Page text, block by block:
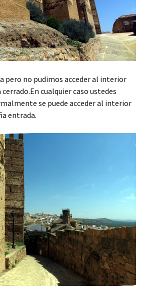
pero no pudimos acceder al interior
cualquier caso ustedes
se puede acceder al interior
entrada.